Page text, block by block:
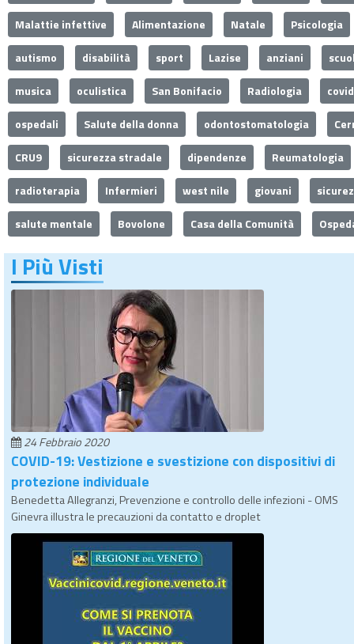
Malattie infettive
Alimentazione Natale
Psicologia
autismo
disabilità sport Lazise anziani
musica
oculistica San Bonifacio Radiologia
ospedali
Salute della donna odontostomatologia
CRU9
sicurezza stradale dipendenze
Reumatologia
radioterapia
Infermieri west nile giovani
salute mentale
Bovolone Casa della Comunità
I Più Visti
24 Febbraio 2020
COVID-19: Vestizione e svestizione con dispositivi di
protezione individuale
Benedetta Allegranzi, Prevenzione e controllo delle infezioni - OMS
Ginevra illustra le precauzioni da contatto e droplet